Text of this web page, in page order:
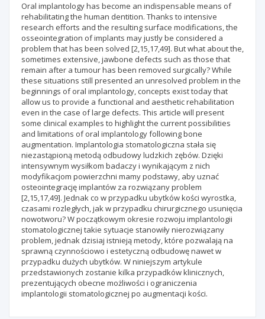
Oral implantology has become an indispensable means of
rehabilitating the human dentition. Thanks to intensive
research efforts and the resulting surface modifications, the
osseointegration of implants may justly be considered a
problem that has been solved [2,15,17,49]. But what about the,
sometimes extensive, jawbone defects such as those that
remain after a tumour has been removed surgically? While
these situations still presented an unresolved problem in the
beginnings of oral implantology, concepts exist today that
allow us to provide a functional and aesthetic rehabilitation
even in the case of large defects. This article will present
some clinical examples to highlight the current possibilities
and limitations of oral implantology following bone
augmentation. Implantologia stomatologiczna stała się
niezastąpioną metodą odbudowy ludzkich zębów. Dzięki
intensywnym wysiłkom badaczy i wynikającym z nich
modyfikacjom powierzchni mamy podstawy, aby uznać
osteointegrację implantów za rozwiązany problem
[2,15,17,49]. Jednak co w przypadku ubytków kości wyrostka,
czasami rozległych, jak w przypadku chirurgicznego usunięcia
nowotworu? W początkowym okresie rozwoju implantologii
stomatologicznej takie sytuacje stanowiły nierozwiązany
problem, jednak dzisiaj istnieją metody, które pozwalają na
sprawną czynnościowo i estetyczną odbudowę nawet w
przypadku dużych ubytków. W niniejszym artykule
przedstawionych zostanie kilka przypadków klinicznych,
prezentujących obecne możliwości i ograniczenia
implantologii stomatologicznej po augmentacji kości.